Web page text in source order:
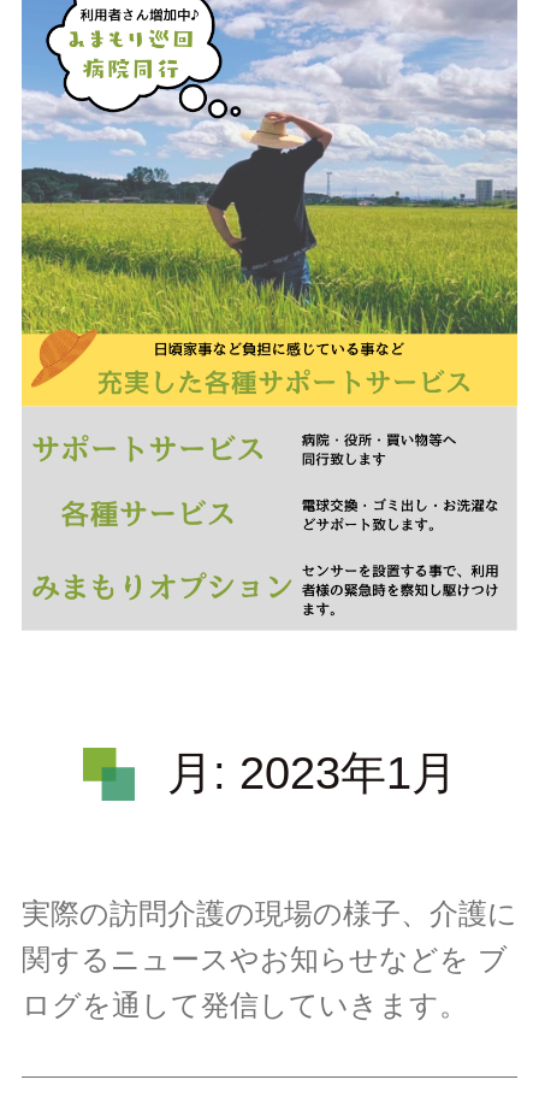
お問い合わせ ＞
会員ページ ＞
会員ページ（ケアマネ専用）
＞
求人情報 会社情報
月: 2023年1月
実際の訪問介護の現場の様子、介護に
関するニュースやお知らせなどを ブ
ログを通して発信していきます。